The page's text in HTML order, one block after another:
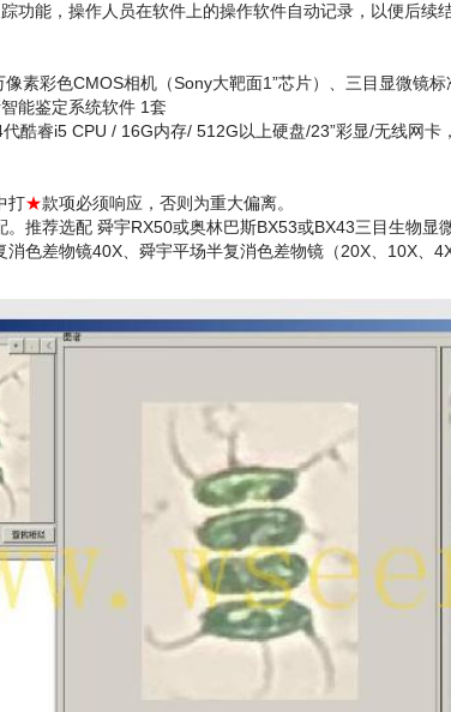
踪功能，操作人员在软件上的操作软件自动记录，以便后续
素彩色CMOS相机（Sony大靶面1”芯片）、三目显微镜标
能鉴定系统软件 1套
酷睿i5 CPU / 16G内存/ 512G以上硬盘/23”彩显/无线网
打★款项必须响应，否则为重大偏离。
。推荐选配 舜宇RX50或奥林巴斯BX53或BX43三目生物显
消色差物镜40X、舜宇平场半复消色差物镜（20X、10X、